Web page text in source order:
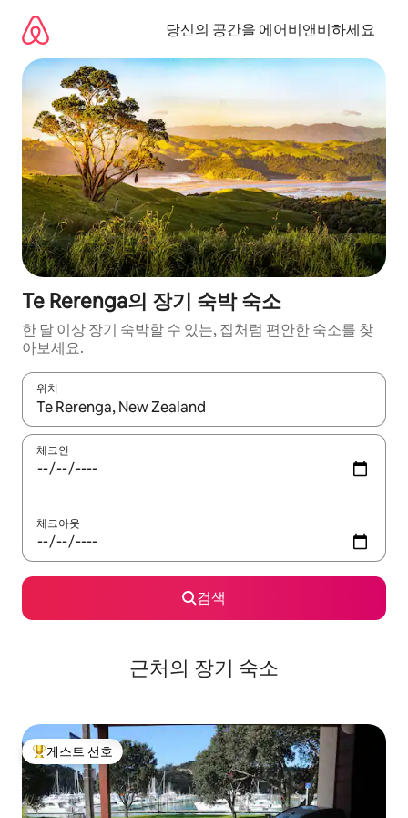
당신의 공간을 에어비앤비하세요
Te Rerenga의 장기 숙박 숙소
한 달 이상 장기 숙박할 수 있는, 집처럼 편안한 숙소를 찾
아보세요.
위치
결과가 나오면 위·아래 화살표 키를 사용하거나 터치 또는 스와이
체크인
체크아웃
검색
근처의 장기 숙소
상위 게스트 선호
게스트 선호